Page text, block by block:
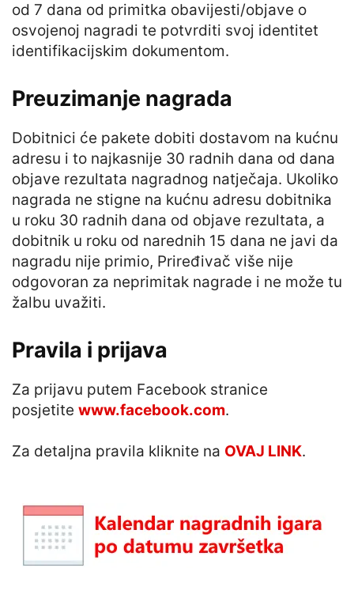
od 7 dana od primitka obavijesti/objave o
osvojenoj nagradi te potvrditi svoj identitet
identifikacijskim dokumentom.
Preuzimanje nagrada
Dobitnici će pakete dobiti dostavom na kućnu
adresu i to najkasnije 30 radnih dana od dana
objave rezultata nagradnog natječaja. Ukoliko
nagrada ne stigne na kućnu adresu dobitnika
u roku 30 radnih dana od objave rezultata, a
dobitnik u roku od narednih 15 dana ne javi da
nagradu nije primio, Priređivač više nije
odgovoran za neprimitak nagrade i ne može tu
žalbu uvažiti.
Pravila i prijava
Za prijavu putem Facebook stranice
posjetite www.facebook.com.
Za detaljna pravila kliknite na OVAJ LINK.